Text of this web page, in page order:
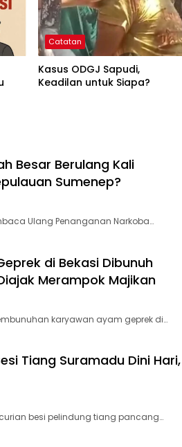
Catatan
Kasus ODGJ Sapudi,
Keadilan untuk Siapa?
Besar Berulang Kali
Sumenep?
Ulang Penanganan Narkoba…
di Bekasi Dibunuh
Merampok Majikan
karyawan ayam geprek di…
Tiang Suramadu Dini Hari,
besi pelindung tiang pancang…